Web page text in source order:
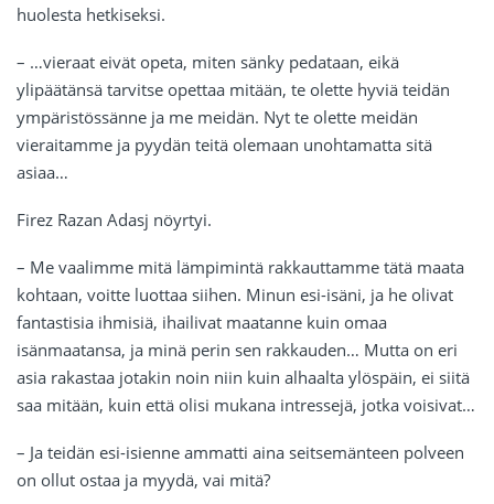
huolesta hetkiseksi.
– …vieraat eivät opeta, miten sänky pedataan, eikä
ylipäätänsä tarvitse opettaa mitään, te olette hyviä teidän
ympäristössänne ja me meidän. Nyt te olette meidän
vieraitamme ja pyydän teitä olemaan unohtamatta sitä
asiaa…
Firez Razan Adasj nöyrtyi.
– Me vaalimme mitä lämpimintä rakkauttamme tätä maata
kohtaan, voitte luottaa siihen. Minun esi-isäni, ja he olivat
fantastisia ihmisiä, ihailivat maatanne kuin omaa
isänmaatansa, ja minä perin sen rakkauden… Mutta on eri
asia rakastaa jotakin noin niin kuin alhaalta ylöspäin, ei siitä
saa mitään, kuin että olisi mukana intressejä, jotka voisivat…
– Ja teidän esi-isienne ammatti aina seitsemänteen polveen
on ollut ostaa ja myydä, vai mitä?